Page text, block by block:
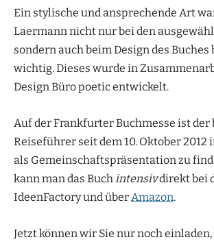
Ein stylische und ansprechende Art
Laermann nicht nur bei den
sondern auch beim Design des Buches
wichtig. Dieses wurde in
Design Büro poetic entwickelt.
Auf der Frankfurter Buchmesse ist der
Reiseführer seit dem 10. Oktober 2012
als Gemeinschaftspräsentation zu
kann man das Buch intensivdirekt bei
IdeenFactory und über Amazon.
Jetzt können wir Sie nur noch